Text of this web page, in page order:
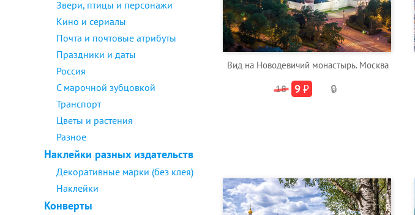
Звери, птицы и персонажи
Кино и сериалы
Почта и почтовые атрибуты
Праздники и даты
Россия
С марочной зубцовкой
Транспорт
Цветы и растения
Разное
Наклейки разных издательств
Декоративные марки (без клея)
Наклейки
Конверты
Вид на Новодевичий монастырь. Москва
18 9₽ 🔒